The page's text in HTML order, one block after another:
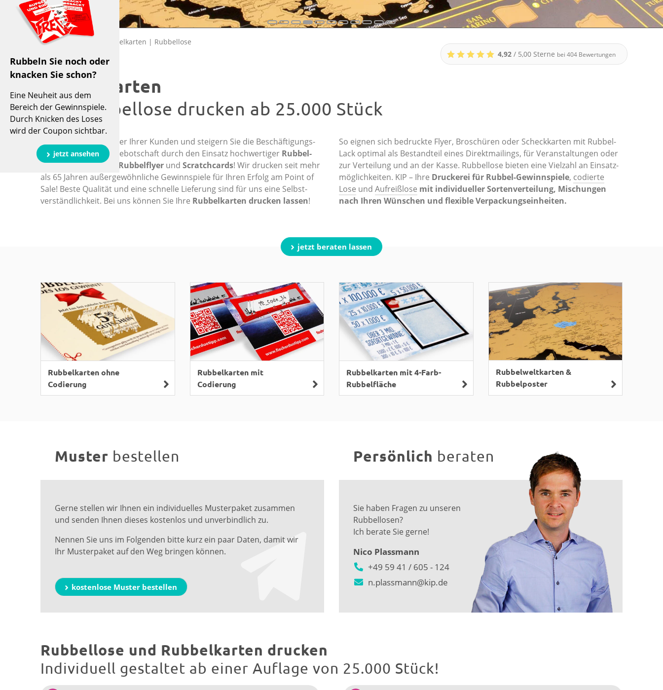
Produkte
Rubbelkarten | Rubbellose
4,92 / 5,00 Sterne bei 404 Bewertungen
Rubbelkarten
und Rubbellose drucken ab 25.000 Stück
Wecken Sie die Neugier Ihrer Kunden und steigern Sie die Beschäftigungs­
dauer mit Ihrer Werbebotschaft durch den Einsatz hochwertiger Rubbel­
karten,Rubbellose Rubbelflyer und Scratchcards! Wir drucken seit mehr
als 65 Jahren außergewöhnliche Gewinnspiele für Ihren Erfolg am Point of
Sale! Beste Qualität und eine schnelle Lieferung sind für uns eine Selbst­
verständ­lichkeit. Bei uns können Sie Ihre Rubbelkarten drucken lassen!
So eignen sich bedruckte Flyer, Broschüren oder Scheckkarten mit Rubbel-
Lack optimal als Bestandteil eines Direktmailings, für Veranstaltungen oder
zur Verteilung und an der Kasse. Rubbellose bieten eine Vielzahl an Einsatz­
möglichkeiten. KIP – Ihre Druckerei für Rubbel-Gewinnspiele, codierte
Lose und Aufreißlose mit individueller Sortenverteilung, Mischungen
nach Ihren Wünschen und flexible Verpackungseinheiten.
jetzt beraten lassen
Rubbelkarten ohne
Codierung
Rubbelkarten mit
Codierung
Rubbelkarten mit 4-Farb-
Rubbelfläche
Rubbelweltkarten &
Rubbelposter
Muster bestellen
Gerne stellen wir Ihnen ein individuelles Musterpaket zusammen
und senden Ihnen dieses kostenlos und unverbindlich zu.
Nennen Sie uns im Folgenden bitte kurz ein paar Daten, damit wir
Ihr Musterpaket auf den Weg bringen können.
kostenlose Muster bestellen
Persönlich beraten
Sie haben Fragen zu unseren
Rubbellosen?
Ich berate Sie gerne!
Nico Plassmann
+49 59 41 / 605 - 124
n.plassmann@kip.de
Rubbellose und Rubbelkarten drucken
Individuell gestaltet ab einer Auflage von 25.000 Stück!
Rubbeln Sie noch oder
knacken Sie schon?
Eine Neuheit aus dem
Bereich der Gewinnspiele.
Durch Knicken des Loses
wird der Coupon sichtbar.
jetzt ansehen